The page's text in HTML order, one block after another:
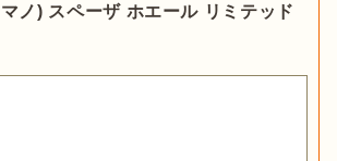
ノ) スペーザ ホエール リミテッド